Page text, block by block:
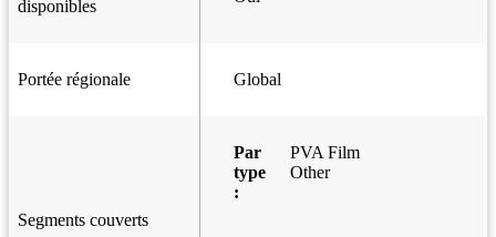
disponibles
Portée régionale Global
Segments couverts
Par
type
:
PVA Film
Other